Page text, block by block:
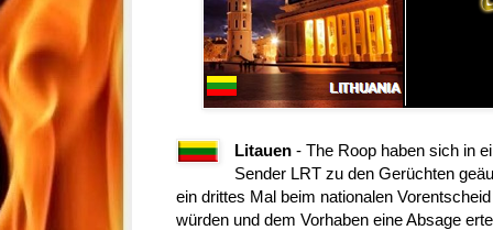
Litauen- The Roop haben sich in
Sender LRT zu den Gerüchten
ein drittes Mal beim nationalen
würden und dem Vorhaben eine Absage